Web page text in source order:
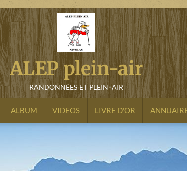
ALEP plein-air
randonnées et plein-air
ALBUM VIDEOS LIVRE D'OR